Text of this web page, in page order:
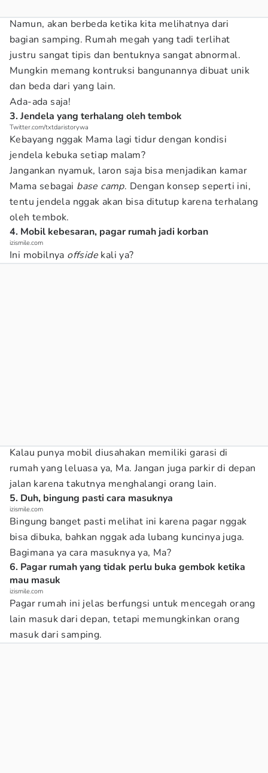
Namun, akan berbeda ketika kita melihatnya dari
bagian samping. Rumah megah yang tadi terlihat
justru sangat tipis dan bentuknya sangat abnormal.
Mungkin memang kontruksi bangunannya dibuat unik
dan beda dari yang lain.
Ada-ada saja!
3. Jendela yang terhalang oleh tembok
Twitter.com/txtdaristorywa
Kebayang nggak Mama lagi tidur dengan kondisi
jendela kebuka setiap malam?
Jangankan nyamuk, laron saja bisa menjadikan kamar
Mama sebagai base camp. Dengan konsep seperti ini,
tentu jendela nggak akan bisa ditutup karena terhalang
oleh tembok.
4. Mobil kebesaran, pagar rumah jadi korban
izismile.com
Ini mobilnya offside kali ya?
Kalau punya mobil diusahakan memiliki garasi di
rumah yang leluasa ya, Ma. Jangan juga parkir di depan
jalan karena takutnya menghalangi orang lain.
5. Duh, bingung pasti cara masuknya
izismile.com
Bingung banget pasti melihat ini karena pagar nggak
bisa dibuka, bahkan nggak ada lubang kuncinya juga.
Bagimana ya cara masuknya ya, Ma?
6. Pagar rumah yang tidak perlu buka gembok ketika
mau masuk
izismile.com
Pagar rumah ini jelas berfungsi untuk mencegah orang
lain masuk dari depan, tetapi memungkinkan orang
masuk dari samping.